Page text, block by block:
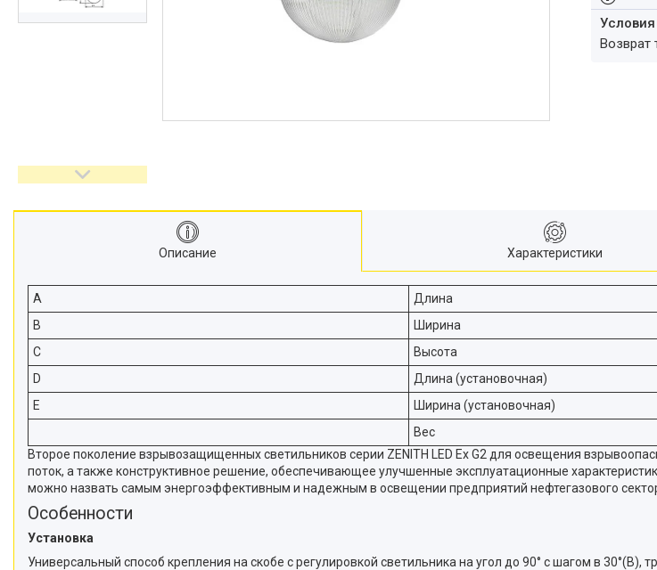
Описание Характеристики
A Длина
B
Ширина
C
Высота
D
Длина (установочная)
E
Ширина (установочная)
Вес
Второе поколение взрывозащищенных светильников серии ZENITH LED Ex G2 для освещения
поток, а также конструктивное решение, обеспечивающее улучшенные эксплуатационные
можно назвать самым энергоэффективным и надежным в освещении предприятий нефтегазового
Особенности
Установка
Универсальный способ крепления на скобе с регулировкой светильника на угол до 90° с шагом в